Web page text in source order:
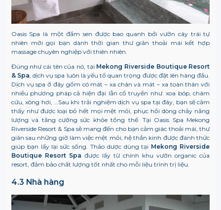
Oasis Spa là một đầm sen được bao quanh bởi vườn cây trái tự
nhiên mời gọi bạn dành thời gian thư giãn thoải mái kết hợp
massage chuyên nghiệp với thiên nhiên.
Đúng như cái tên của nó, tại Mekong Riverside Boutique Resort
& Spa , dịch vụ spa luôn là yếu tố quan trọng được đặt lên hàng đầu.
Dịch vụ spa ở đây gồm có mát – xa chân và mát – xa toàn thân với
nhiều phương pháp cả hiện đại lẫn cổ truyền như: xoa bóp, châm
cứu, xông hơi, …Sau khi trải nghiệm dịch vụ spa tại đây, bạn sẽ cảm
thấy như được loại bỏ hết mọi mệt mỏi, phục hồi dòng chảy năng
lượng và tăng cường sức khỏe tổng thể. Tại Oasis Spa Mekong
Riverside Resort & Spa sẽ mang đến cho bạn cảm giác thoải mái, thư
giãn sau những giờ làm việc mệt mỏi, hệ thần kinh được đánh thức
giúp bạn lấy lại sức sống. Thảo dược dùng tại Mekong Riverside
Boutique Resort Spa được lấy từ chính khu vườn organic của
resort, đảm bảo chất lượng tốt nhất cho mỗi liệu trình trị liệu.
4.3 Nhà hàng